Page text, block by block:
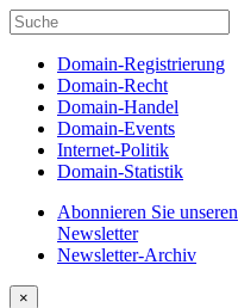
Domain-Registrierung
Domain-Recht
Domain-Handel
Domain-Events
Internet-Politik
Domain-Statistik
Abonnieren Sie unseren
Newsletter
Newsletter-Archiv
×